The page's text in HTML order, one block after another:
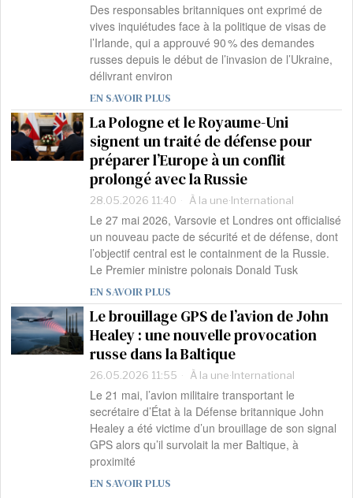
Des responsables britanniques ont exprimé de
vives inquiétudes face à la politique de visas de
l’Irlande, qui a approuvé 90 % des demandes
russes depuis le début de l’invasion de l’Ukraine,
délivrant environ
EN SAVOIR PLUS
La Pologne et le Royaume-Uni
signent un traité de défense pour
préparer l’Europe à un conflit
prolongé avec la Russie
28.05.2026 11:40 À la une·International
Le 27 mai 2026, Varsovie et Londres ont officialisé
un nouveau pacte de sécurité et de défense, dont
l’objectif central est le containment de la Russie.
Le Premier ministre polonais Donald Tusk
EN SAVOIR PLUS
Le brouillage GPS de l’avion de John
Healey : une nouvelle provocation
russe dans la Baltique
26.05.2026 11:55 À la une·International
Le 21 mai, l’avion militaire transportant le
secrétaire d’État à la Défense britannique John
Healey a été victime d’un brouillage de son signal
GPS alors qu’il survolait la mer Baltique, à
proximité
EN SAVOIR PLUS